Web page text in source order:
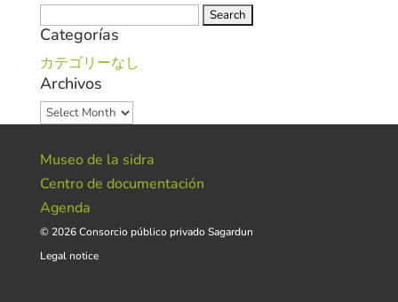
for:
Categorías
カテゴリーなし
Archivos
Archivos
Museo de la sidra
Centro de documentación
Agenda
© 2026 Consorcio público privado Sagardun
Legal notice